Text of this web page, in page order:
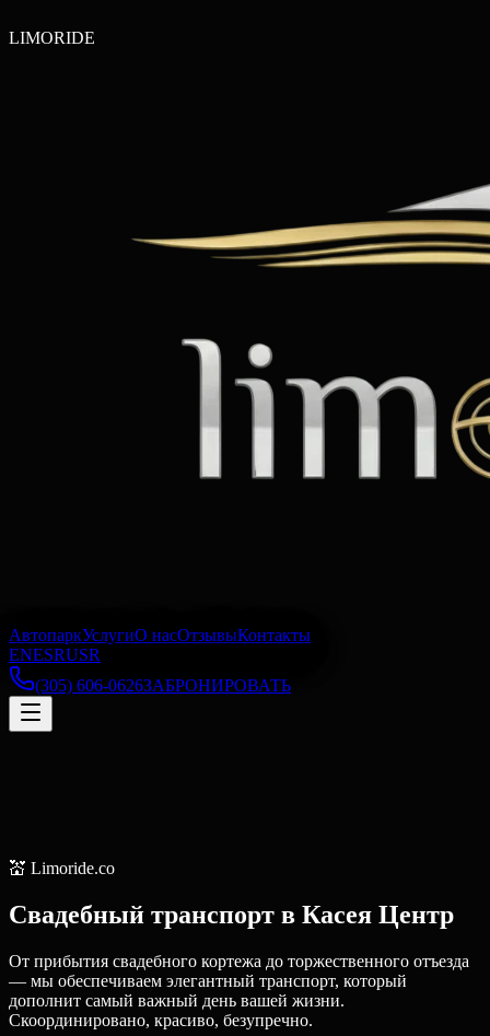
LIMORIDE
АвтопаркУслугиО насОтзывыКонтакты
ENESRUSR
(305) 606-0626ЗАБРОНИРОВАТЬ
💒 Limoride.co
Свадебный транспорт в Касея Центр
От прибытия свадебного кортежа до торжественного отъезда
— мы обеспечиваем элегантный транспорт, который
дополнит самый важный день вашей жизни.
Скоординировано, красиво, безупречно.